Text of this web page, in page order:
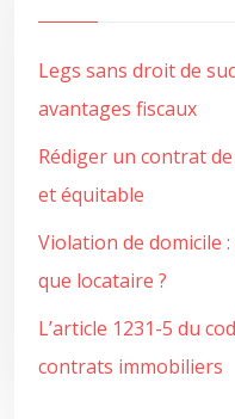
Legs sans droit de
avantages fiscaux
Rédiger un contrat
et équitable
Violation de domicile
que locataire ?
L’article 1231-5 du
contrats immobiliers